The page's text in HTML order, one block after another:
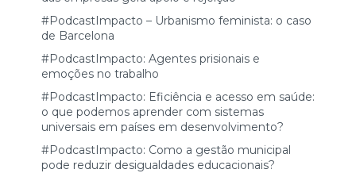
#PodcastImpacto – Urbanismo feminista: o caso
de Barcelona
#PodcastImpacto: Agentes prisionais e
emoções no trabalho
#PodcastImpacto: Eficiência e acesso em saúde:
o que podemos aprender com sistemas
universais em países em desenvolvimento?
#PodcastImpacto: Como a gestão municipal
pode reduzir desigualdades educacionais?